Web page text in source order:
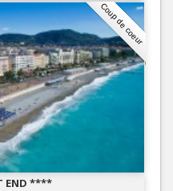
Coup de coeur
END ****